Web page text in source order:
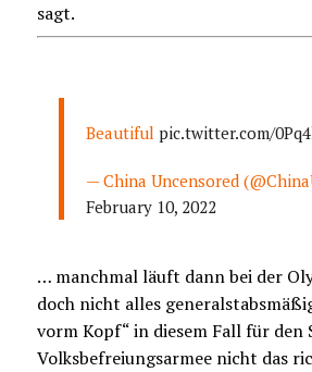
sagt.
Beautiful pic.twitter.com/
— China Uncensored
February 10, 2022
… manchmal läuft dann bei der
doch nicht alles
vorm Kopf“ in diesem Fall für den
Volksbefreiungsarmee nicht das